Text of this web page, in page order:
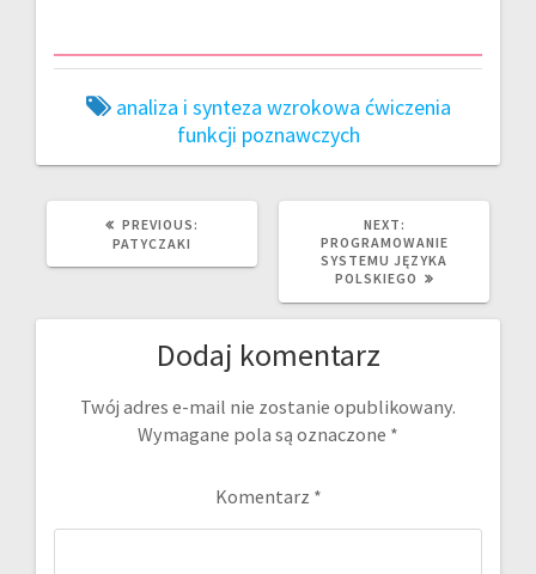
analiza i synteza wzrokowa ćwiczenia
funkcji poznawczych
PREVIOUS:
PATYCZAKI
NEXT:
POST:
PROGRAMOWANIE
SYSTEMU JĘZYKA
POLSKIEGO
Dodaj komentarz
Twój adres e-mail nie zostanie opublikowany.
Wymagane pola są oznaczone *
Komentarz *